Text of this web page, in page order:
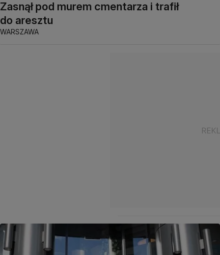
Zasnął pod murem cmentarza i trafił
do aresztu
WARSZAWA